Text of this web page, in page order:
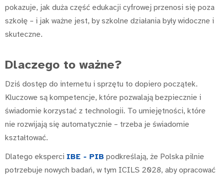
pokazuje, jak duża część edukacji cyfrowej przenosi się poza
szkołę – i jak ważne jest, by szkolne działania były widoczne i
skuteczne.
Dlaczego to ważne?
Dziś dostęp do internetu i sprzętu to dopiero początek.
Kluczowe są kompetencje, które pozwalają bezpiecznie i
świadomie korzystać z technologii. To umiejętności, które
nie rozwijają się automatycznie – trzeba je świadomie
kształtować.
Dlatego eksperci IBE - PIB podkreślają, że Polska pilnie
potrzebuje nowych badań, w tym ICILS 2028, aby opracować